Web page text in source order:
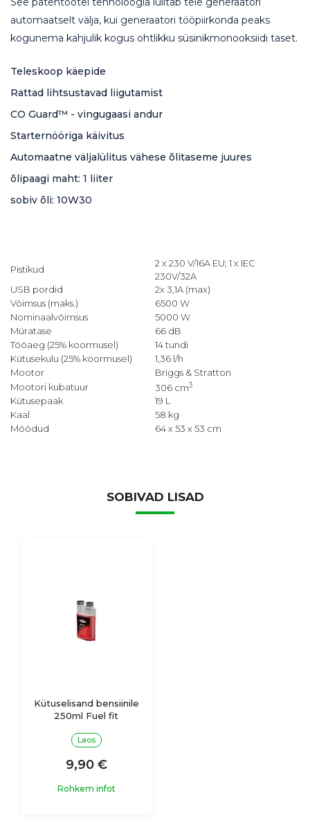
automaatselt välja, kui generaatori tööpiirkonda peaks
kogunema kahjulik kogus ohtlikku süsinikmonooksiidi taset.
Teleskoop käepide
Rattad lihtsustavad liigutamist
CO Guard™ - vingugaasi andur
Starternööriga käivitus
Automaatne väljalülitus vähese õlitaseme juures
õlipaagi maht: 1 liiter
sobiv õli: 10W30
Pistikud
2 x 230 V/16A EU; 1 x IEC
230V/32A
USB pordid
2x 3,1A (max)
Võimsus (maks.)
6500 W
Nominaalvõimsus
5000 W
Müratase
66 dB
Tööaeg (25% koormusel)
14 tundi
Kütusekulu (25% koormusel)
1,36 l/h
Mootor
Briggs & Stratton
Mootori kubatuur
306 cm3
Kütusepaak
19 L
Kaal
58 kg
Mõõdud
64 x 53 x 53 cm
SOBIVAD LISAD
Kütuselisand bensiinile
250ml Fuel fit
Laos
9,90 €
Rohkem infot